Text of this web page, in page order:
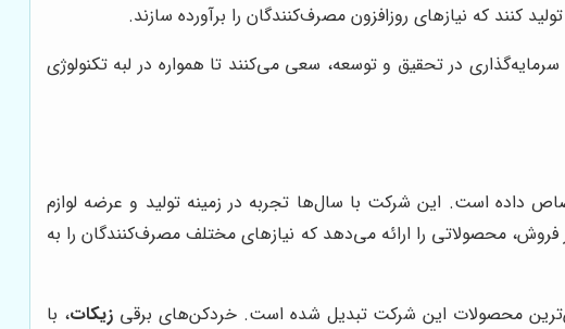
کنند که نیازهای روزافزون مصرف‌کنندگان را برآورده سازند.
سرمایه‌گذاری در تحقیق و توسعه، سعی می‌کنند تا همواره در لبه تکنولوژی
داده است. این شرکت با سال‌ها تجربه در زمینه تولید و عرضه لوازم
محصولاتی را ارائه می‌دهد که نیازهای مختلف مصرف‌کنندگان را به
محصولات این شرکت تبدیل شده است. خردکن‌های برقیزیکات، با